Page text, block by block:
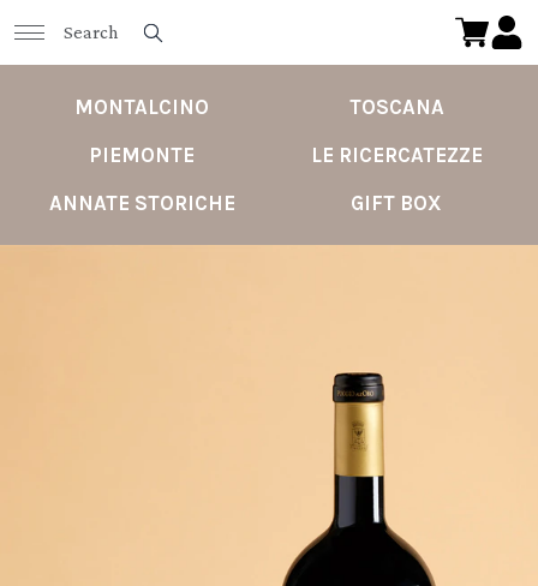
MONTALCINO
TOSCANA
PIEMONTE
LE RICERCATEZZE
ANNATE STORICHE
GIFT BOX